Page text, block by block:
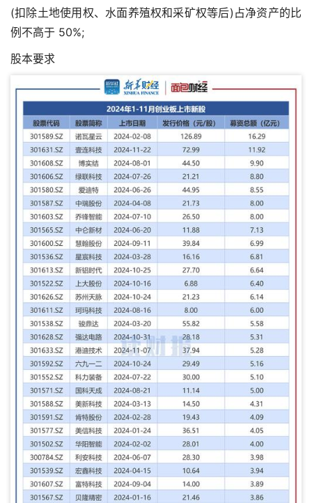
(扣除土地使用权、水面养殖权和采矿权等后)占净资产的比
例不高于 50%;
股本要求